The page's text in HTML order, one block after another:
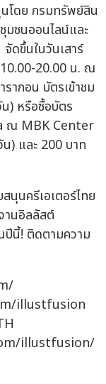
โดย กรมทรัพย์สิน
ชนออนไลน์และ
ดขึ้นในวันเสาร์
20.00 น. ณ
ากอน บัตรเข้าชม
) หรือซื้อบัตร
ณ MBK Center
) และ 200 บาท
นุนครีเอเตอร์ไทย
านอิลลัสต์
ปีนี้! ติดตามความ
illustfusion
illustfusion/